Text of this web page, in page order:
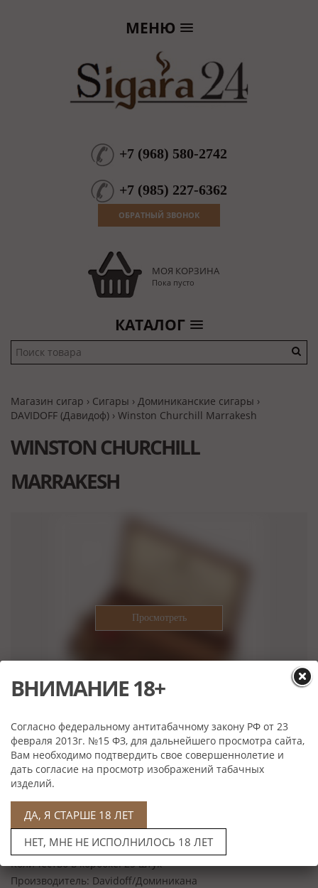
МЕНЮ
+7 (968) 580-2742
+7 (985) 227-6362
ОБРАТНЫЙ ЗВОНОК
МОЯ КОРЗИНА
Пока пусто
КАТАЛОГ
Магазин сигар › Сигары › Доминиканские сигары ›
DAVIDOFF (Давидоф) › Winston Churchill Marrakesh
WINSTON CHURCHILL
MARRAKESH
Нет в наличии
Характеристики
Формат: Toro
Размер: 152*20 мм
Крепость: Средне-крепкая
Количество в коробке: 25 штук
Производитель: Davidoff/Доминикана
ВНИМАНИЕ 18+
Согласно федеральному антитабачному закону РФ от 23
февраля 2013г. №15 ФЗ, для дальнейшего просмотра сайта,
Вам необходимо подтвердить свое совершеннолетие и
дать согласие на просмотр изображений табачных
изделий.
ДА, Я СТАРШЕ 18 ЛЕТ
НЕТ, МНЕ НЕ ИСПОЛНИЛОСЬ 18 ЛЕТ